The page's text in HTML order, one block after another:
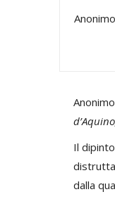
Anonimo
Il
distrutta
dalla